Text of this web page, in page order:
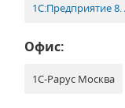
1С:Предприятие 8.
Офис:
1С-Рарус Москва